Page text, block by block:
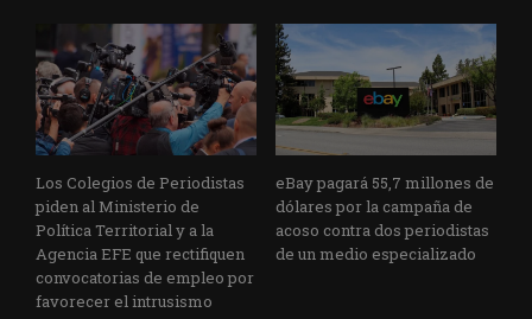
Los Colegios de Periodistas
piden al Ministerio de
Política Territorial y a la
Agencia EFE que rectifiquen
convocatorias de empleo por
favorecer el intrusismo
eBay pagará 55,7 millones de
dólares por la campaña de
acoso contra dos periodistas
de un medio especializado